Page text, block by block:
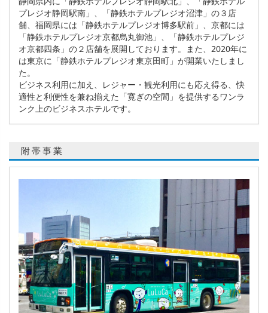
プレジオ静岡駅南」、「静鉄ホテルプレジオ沼津」の３店
舗、福岡県には「静鉄ホテルプレジオ博多駅前」、京都には
「静鉄ホテルプレジオ京都烏丸御池」、「静鉄ホテルプレジ
オ京都四条」の２店舗を展開しております。また、2020年に
は東京に「静鉄ホテルプレジオ東京田町」が開業いたしまし
た。
ビジネス利用に加え、レジャー・観光利用にも応え得る、快
適性と利便性を兼ね揃えた「寛ぎの空間」を提供するワンラ
ンク上のビジネスホテルです。
附帯事業